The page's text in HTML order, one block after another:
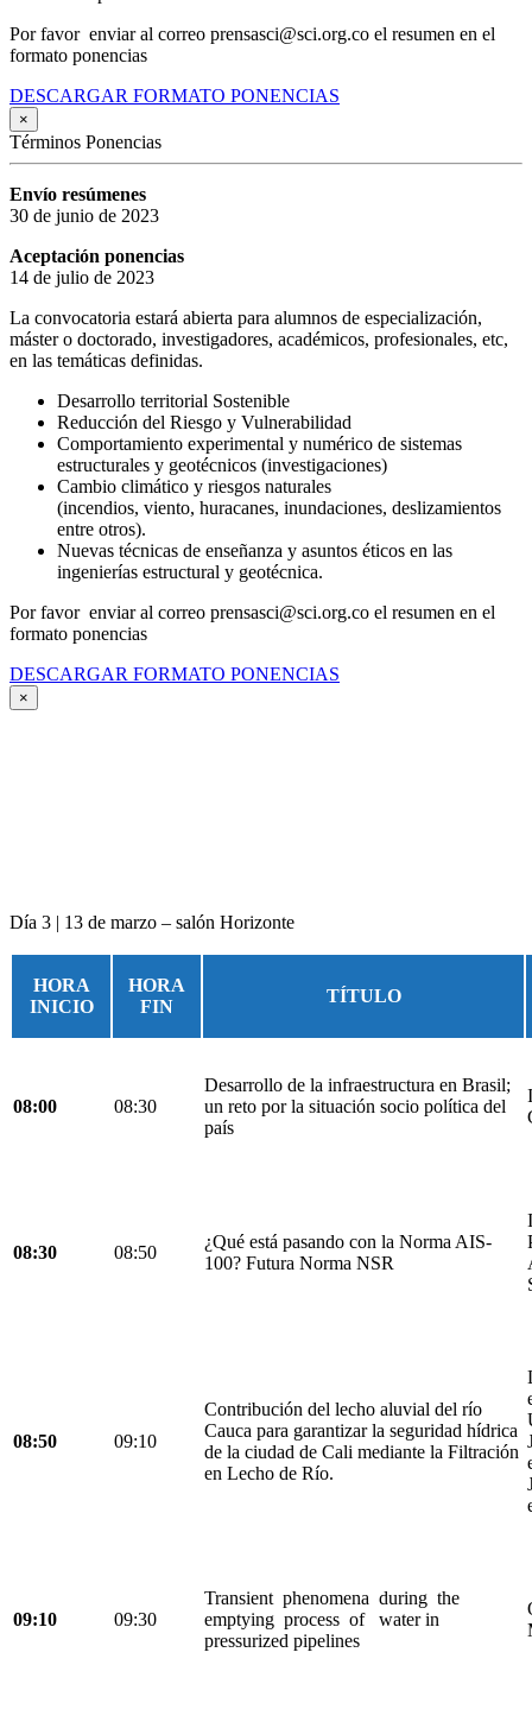
Por favor enviar al correo prensasci@sci.org.co el resumen en el
formato ponencias
DESCARGAR FORMATO PONENCIAS
×
Términos Ponencias
Envío resúmenes
30 de junio de 2023
Aceptación ponencias
14 de julio de 2023
La convocatoria estará abierta para alumnos de especialización,
máster o doctorado, investigadores, académicos, profesionales, etc,
en las temáticas definidas.
Desarrollo territorial Sostenible
Reducción del Riesgo y Vulnerabilidad
Comportamiento experimental y numérico de sistemas
estructurales y geotécnicos (investigaciones)
Cambio climático y riesgos naturales
(incendios, viento, huracanes, inundaciones, deslizamientos
entre otros).
Nuevas técnicas de enseñanza y asuntos éticos en las
ingenierías estructural y geotécnica.
Por favor enviar al correo prensasci@sci.org.co el resumen en el
formato ponencias
DESCARGAR FORMATO PONENCIAS
×
Día 3 | 13 de marzo – salón Horizonte
HORA
INICIO
HORA
FIN
TÍTULO
08:00 08:30
Desarrollo de la infraestructura en Brasil;
un reto por la situación socio política del
país
08:30 08:50
¿Qué está pasando con la Norma AIS-
100? Futura Norma NSR
08:50 09:10
Contribución del lecho aluvial del río
Cauca para garantizar la seguridad hídrica
de la ciudad de Cali mediante la Filtración
en Lecho de Río.
09:10 09:30
Transient phenomena during the
emptying process of water in
pressurized pipelines